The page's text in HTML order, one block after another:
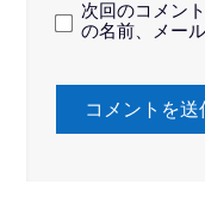
次回のコメン
の名前、メー